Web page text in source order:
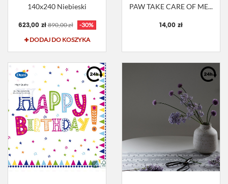
140x240 Niebieski
623,00 zł 890,00 zł
-30%
DODAJ DO KOSZYKA
PAW TAKE CARE OF ME...
14,00 zł